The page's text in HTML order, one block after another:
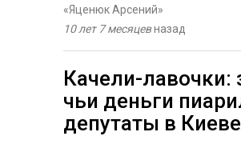
«Яценюк Арсений»
10 лет 7 месяцевназад
Качели-лавочки:
чьи деньги
депутаты в Киеве